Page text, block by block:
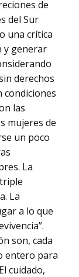
de
del Sur
una crítica
y generar
derechos
condiciones
las
mujeres de
un poco
La
La
a lo que
son, cada
entero para
cuidado,